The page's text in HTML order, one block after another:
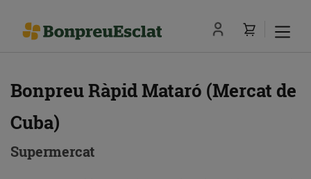
Bonpreu Ràpid Mataró (Mercat de
Cuba)
Supermercat